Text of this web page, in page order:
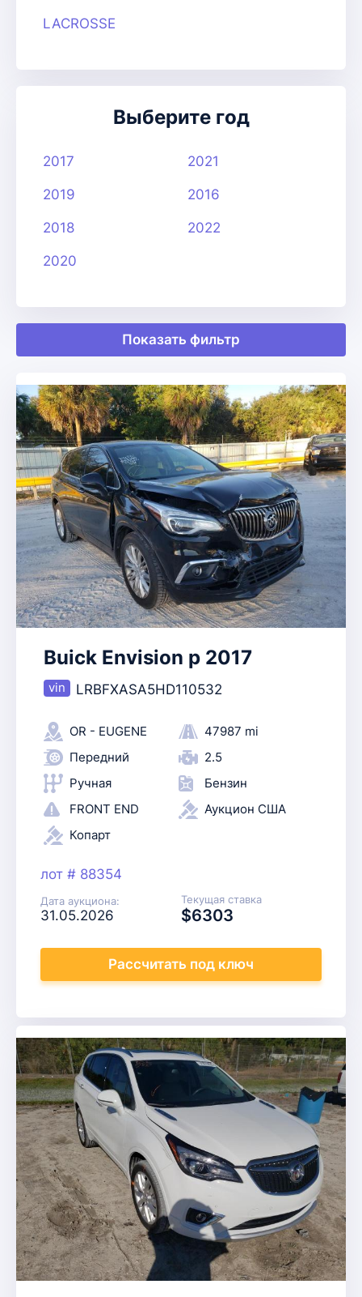
LACROSSE
Выберите год
2017
2019
2018
2020
2021
2016
2022
Показать фильтр
Buick Envision p 2017
LRBFXASA5HD110532
OR - EUGENE
47987 mi
Передний
2.5
Ручная
Бензин
FRONT END
Аукцион США
Копарт
лот # 88354
Дата аукциона:
31.05.2026
Текущая ставка
$6303
Рассчитать под ключ